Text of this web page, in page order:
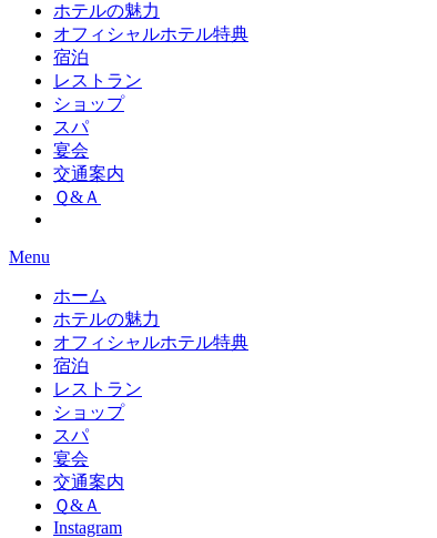
ホテルの魅力
オフィシャルホテル特典
宿泊
レストラン
ショップ
スパ
宴会
交通案内
Ｑ&Ａ
Menu
ホーム
ホテルの魅力
オフィシャルホテル特典
宿泊
レストラン
ショップ
スパ
宴会
交通案内
Ｑ&Ａ
Instagram